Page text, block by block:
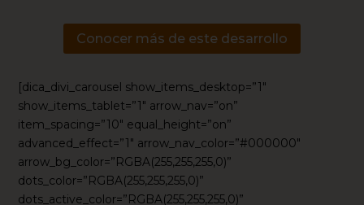
Conocer más de este desarrollo
[dica_divi_carousel show_items_desktop=”1″
show_items_tablet=”1″ arrow_nav=”on”
item_spacing=”10″ equal_height=”on”
advanced_effect=”1″ arrow_nav_color=”#000000″
arrow_bg_color=”RGBA(255,255,255,0)”
dots_color=”RGBA(255,255,255,0)”
dots_active_color=”RGBA(255,255,255,0)”